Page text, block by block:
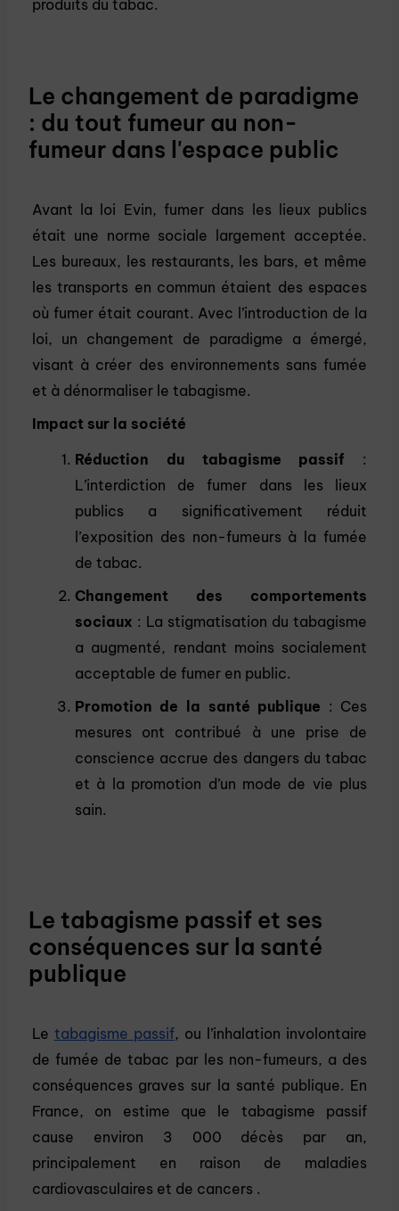
produits du tabac.
Le changement de paradigme
: du tout fumeur au non-
fumeur dans l'espace public
Avant la loi Evin, fumer dans les lieux publics
était une norme sociale largement acceptée.
Les bureaux, les restaurants, les bars, et même
les transports en commun étaient des espaces
où fumer était courant. Avec l’introduction de la
loi, un changement de paradigme a émergé,
visant à créer des environnements sans fumée
et à dénormaliser le tabagisme.
Impact sur la société
Réduction du tabagisme passif :
L’interdiction de fumer dans les lieux
publics a significativement réduit
l’exposition des non-fumeurs à la fumée
de tabac.
Changement des comportements
sociaux : La stigmatisation du tabagisme
a augmenté, rendant moins socialement
acceptable de fumer en public.
Promotion de la santé publique : Ces
mesures ont contribué à une prise de
conscience accrue des dangers du tabac
et à la promotion d’un mode de vie plus
sain.
Le tabagisme passif et ses
conséquences sur la santé
publique
Le tabagisme passif, ou l’inhalation involontaire
de fumée de tabac par les non-fumeurs, a des
conséquences graves sur la santé publique. En
France, on estime que le tabagisme passif
cause environ 3 000 décès par an,
principalement en raison de maladies
cardiovasculaires et de cancers .